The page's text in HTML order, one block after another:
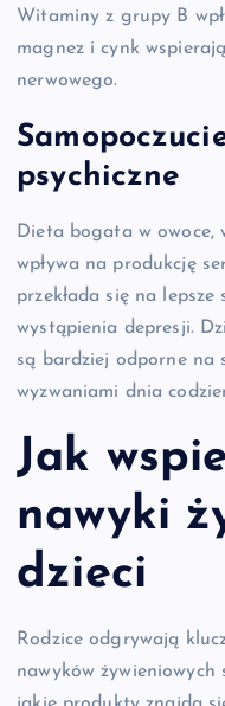
Witaminy z grupy B
magnez i cynk
nerwowego.
psychiczne
Dieta bogata w owoce,
wpływa na produkcję
przekłada się na
wystąpienia depresji.
są bardziej odporne na
wyzwaniami dnia
Jak
nawyki
dzieci
Rodzice odgrywają
nawyków żywieniowych